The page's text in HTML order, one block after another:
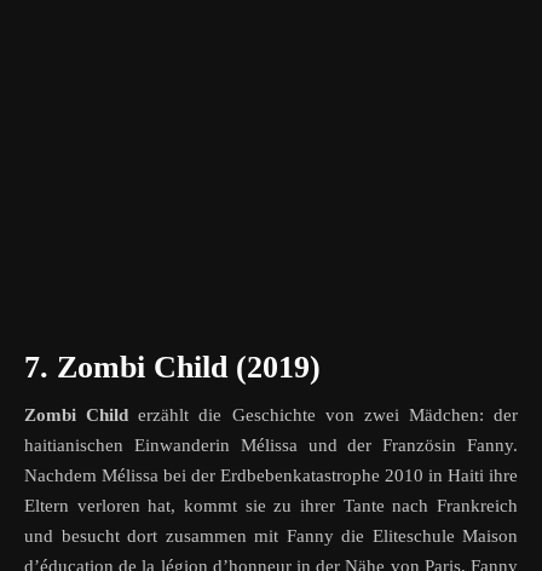
7. Zombi Child (2019)
Zombi Child erzählt die Geschichte von zwei Mädchen: der
haitianischen Einwanderin Mélissa und der Französin Fanny.
Nachdem Mélissa bei der Erdbebenkatastrophe 2010 in Haiti ihre
Eltern verloren hat, kommt sie zu ihrer Tante nach Frankreich
und besucht dort zusammen mit Fanny die Eliteschule Maison
d’éducation de la légion d’honneur in der Nähe von Paris. Fanny